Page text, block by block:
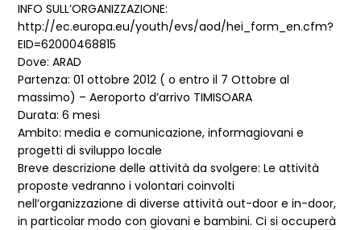
INFO SULL’ORGANIZZAZIONE:
http://ec.europa.eu/youth/evs/aod/hei_form_en.cfm?
EID=62000468815
Dove: ARAD
Partenza: 01 ottobre 2012 ( o entro il 7 Ottobre al
massimo) – Aeroporto d’arrivo TIMISOARA
Durata: 6 mesi
Ambito: media e comunicazione, informagiovani e
progetti di sviluppo locale
Breve descrizione delle attività da svolgere: Le attività
proposte vedranno i volontari coinvolti
nell’organizzazione di diverse attività out-door e in-door,
in particolar modo con giovani e bambini. Ci si occuperà